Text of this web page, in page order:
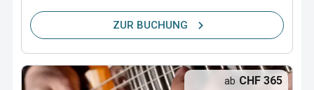
ZUR BUCHUNG
ab CHF 365